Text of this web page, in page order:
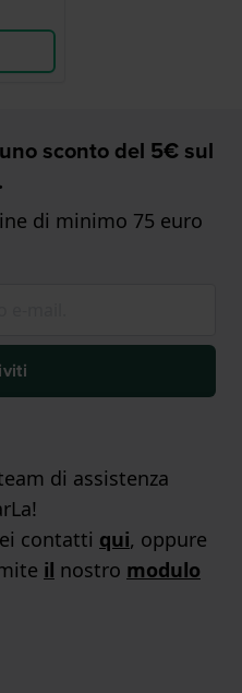
sconto del 5€ sul
di minimo 75 euro
di assistenza
contatti qui, oppure
il nostro modulo